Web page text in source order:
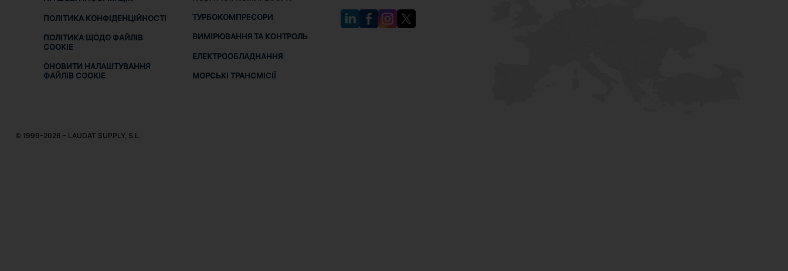
ПОЛІТИКА КОНФІДЕНЦІЙНОСТІ
ПОЛІТИКА ЩОДО ФАЙЛІВ
COOKIE
ОНОВИТИ НАЛАШТУВАННЯ
ФАЙЛІВ COOKIE
ТУРБОКОМПРЕСОРИ
ВИМІРЮВАННЯ ТА КОНТРОЛЬ
ЕЛЕКТРООБЛАДНАННЯ
МОРСЬКІ ТРАНСМІСІЇ
© 1999-2026 - LAUDAT SUPPLY, S.L.